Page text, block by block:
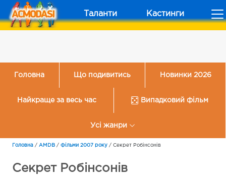
Таланти Кастинги
Головна Що подивитись Новинки 2026
Найкраще за весь час Випадковий фільм
Усі жанри
Головна / AMDB / Фільми 2007 року / Секрет Робінсонів
Секрет Робінсонів